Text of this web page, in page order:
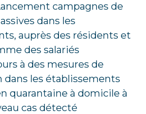
campagnes de
dans les
auprès des résidents et
des salariés
à des mesures de
dans les établissements
quarantaine à domicile à
cas détecté